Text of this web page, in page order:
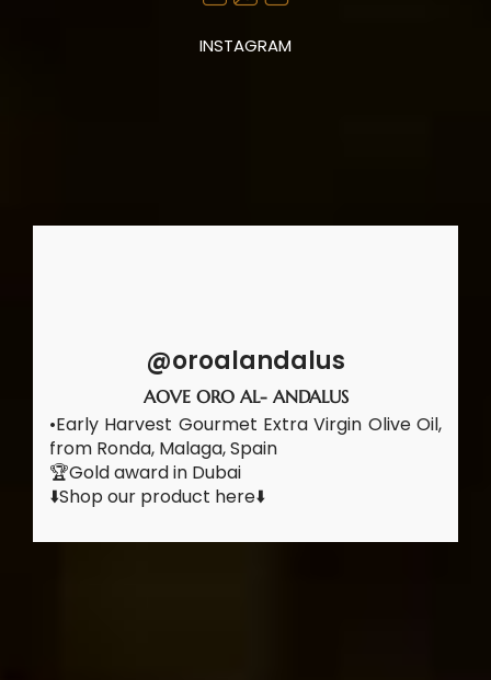
INSTAGRAM
@oroalandalus
AOVE ORO AL- ANDALUS
•Early Harvest Gourmet Extra Virgin Olive Oil,
from Ronda, Malaga, Spain
🏆Gold award in Dubai
⬇️Shop our product here⬇️